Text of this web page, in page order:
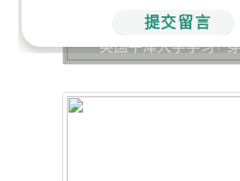
英国牛津大学学习+
提交留言